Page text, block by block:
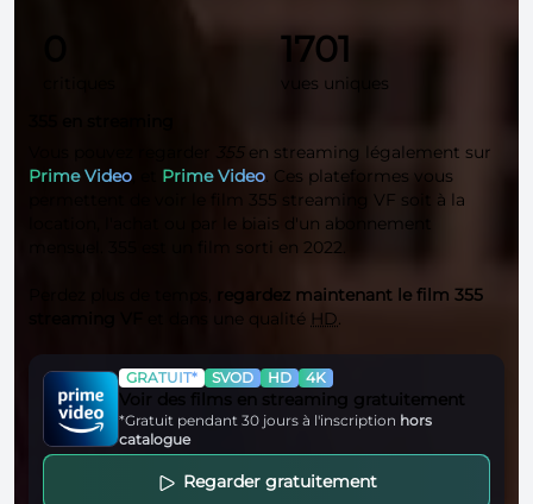
1701
vues uniques
355en streaming légalement sur
Prime Video
Prime Video. Ces plateformes vous
permettent de voir le film 355 streaming VF soit à la
location, l'achat ou par le biais d'un abonnement
mensuel. 355 est un film sorti en 2022.
regardez maintenant le film 355
et dans une qualité HD.
GRATUIT* SVOD HD 4K
Voir des films en streaming gratuitement
*Gratuit pendant 30 jours à l'inscription hors
catalogue
Regarder gratuitement